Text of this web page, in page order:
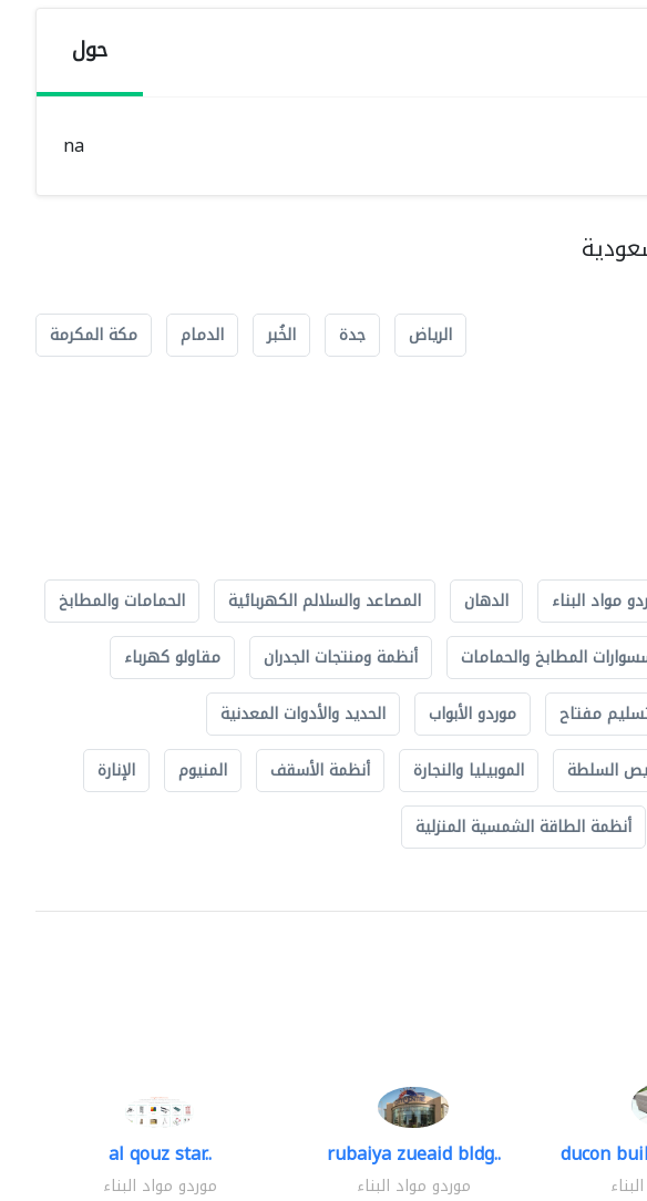
حول
na
الرياض جدة الخُبر الدمام مكة المكرمة
مواد البناء الدهان المصاعد والسلالم الكهربائية
الحمامات والمطابخ
المطابخ والحمامات أنظمة ومنتجات الجدران
مقاولو كهرباء
مفتاح موردو الأبواب
الحديد والأدوات المعدنية
السلطة الموبيليا والنجارة أنظمة الأسقف المنيوم
الإنارة
أنظمة الطاقة الشمسية المنزلية
al qouz star..
موردو مواد البناء
rubaiya zueaid bldg..
موردو مواد البناء
ducon